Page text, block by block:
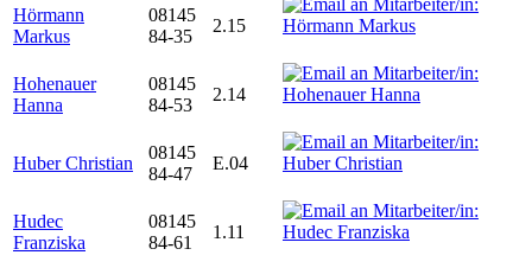
Hörmann
Markus
08145
84-35
2.15
Hohenauer
Hanna
08145
84-53
2.14
Huber Christian
08145
84-47
E.04
Hudec
Franziska
08145
84-61
1.11